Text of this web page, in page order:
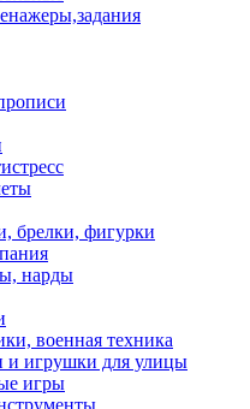
брелки, фигурки
нарды
военная техника
и игрушки для улицы
игры